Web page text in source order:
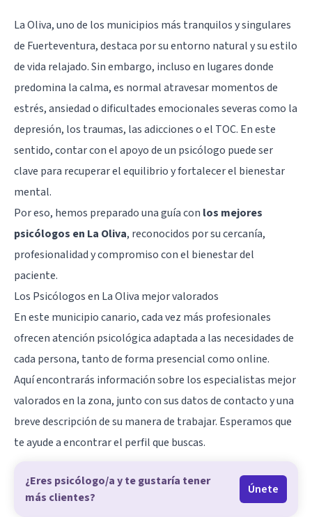
La Oliva, uno de los municipios más tranquilos y singulares
de Fuerteventura, destaca por su entorno natural y su estilo
de vida relajado. Sin embargo, incluso en lugares donde
predomina la calma, es normal atravesar momentos de
estrés, ansiedad o dificultades emocionales severas como la
depresión, los traumas, las adicciones o el TOC. En este
sentido, contar con el apoyo de un psicólogo puede ser
clave para recuperar el equilibrio y fortalecer el bienestar
mental.
Por eso, hemos preparado una guía con los mejores
psicólogos en La Oliva, reconocidos por su cercanía,
profesionalidad y compromiso con el bienestar del
paciente.
Los Psicólogos en La Oliva mejor valorados
En este municipio canario, cada vez más profesionales
ofrecen atención psicológica adaptada a las necesidades de
cada persona, tanto de forma presencial como online.
Aquí encontrarás información sobre los especialistas mejor
valorados en la zona, junto con sus datos de contacto y una
breve descripción de su manera de trabajar. Esperamos que
te ayude a encontrar el perfil que buscas.
¿Eres psicólogo/a y te gustaría tener
más clientes?
Únete